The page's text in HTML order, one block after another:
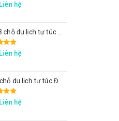
hệ
hệ
hệ